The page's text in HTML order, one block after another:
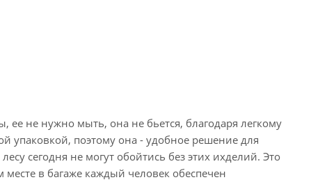
ее не нужно мыть, она не бьется, благодаря легкому
упаковкой, поэтому она - удобное решение для
сегодня не могут обойтись без этих ихделий. Это
в багаже каждый человек обеспечен